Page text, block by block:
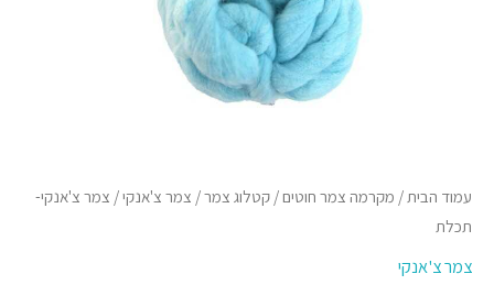
עמוד הבית/ מקרמה צמר חוטים/ קטלוג צמר/ צמר צ'אנקי/ צמר צ'אנקי-
תכלת
צמר צ'אנקי